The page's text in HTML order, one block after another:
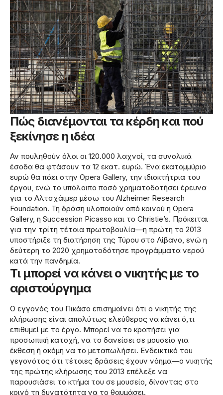
Πώς διανέμονται τα κέρδη και πού
ξεκίνησε η ιδέα
Αν πουληθούν όλοι οι 120.000 λαχνοί, τα συνολικά
έσοδα θα φτάσουν τα 12 εκατ. ευρώ. Ένα εκατομμύριο
ευρώ θα πάει στην Opera Gallery, την ιδιοκτήτρια του
έργου, ενώ το υπόλοιπο ποσό χρηματοδοτήσει έρευνα
για το Αλτσχάιμερ μέσω του Alzheimer Research
Foundation. Τη δράση υλοποιούν από κοινού η Opera
Gallery, η Succession Picasso και το Christie’s. Πρόκειται
για την τρίτη τέτοια πρωτοβουλία—η πρώτη το 2013
υποστήριξε τη διατήρηση της Τύρου στο Λίβανο, ενώ η
δεύτερη το 2020 χρηματοδότησε προγράμματα νερού
κατά την πανδημία.
Τι μπορεί να κάνει ο νικητής με το
αριστούργημα
Ο εγγονός του Πικάσο επισημαίνει ότι ο νικητής της
κλήρωσης είναι απολύτως ελεύθερος να κάνει ό,τι
επιθυμεί με το έργο. Μπορεί να το κρατήσει για
προσωπική κατοχή, να το δανείσει σε μουσείο για
έκθεση ή ακόμη να το μεταπωλήσει. Ενδεικτικό του
γεγονότος ότι τέτοιες δράσεις έχουν νόημα—ο νικητής
της πρώτης κλήρωσης του 2013 επέλεξε να
παρουσιάσει το κτήμα του σε μουσείο, δίνοντας στο
κοινό τη δυνατότητα να το θαυμάσει.